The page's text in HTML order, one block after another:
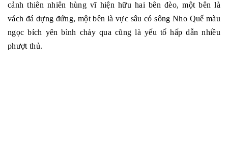
cảnh thiên nhiên hùng vĩ hiện hữu hai bên đèo, một bên là
vách đá dựng đứng, một bên là vực sâu có sông Nho Quế màu
ngọc bích yên bình chảy qua cũng là yếu tố hấp dẫn nhiều
phượt thủ.